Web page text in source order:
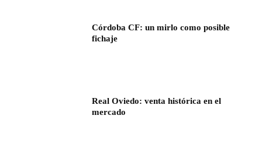
Córdoba CF: un mirlo como posible
fichaje
Real Oviedo: venta histórica en el
mercado